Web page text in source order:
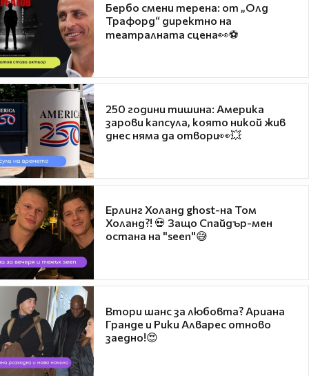
Бербо смени терена: от „Олд
Трафорд“ директно на
театралната сцена👀⚽
250 години тишина: Америка
зарови капсула, която никой жив
днес няма да отвори👀💥
Ерлинг Холанд ghost-на Том
Холанд?! 💀 Защо Спайдър-мен
остана на "seen"😅
Втори шанс за любовта? Ариана
Гранде и Рики Алварес отново
заедно!😍